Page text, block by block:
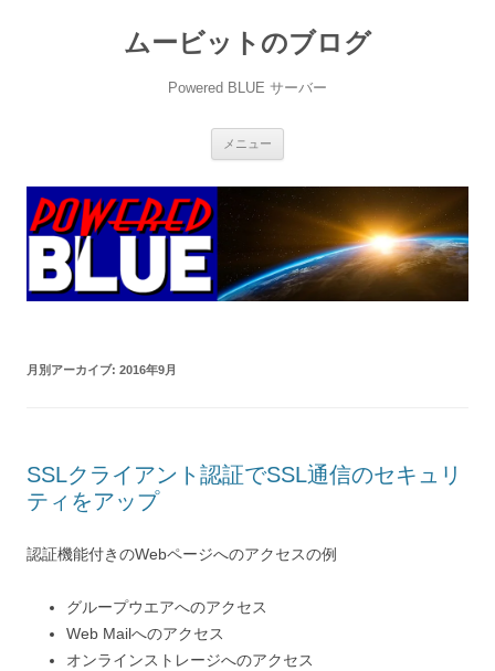
ムービットのブログ
Powered BLUE サーバー
メニュー
ツ
ッ
プ
月別アーカイブ: 2016年9月
SSLクライアント認証でSSL通信のセキュリ
ティをアップ
認証機能付きのWebページへのアクセスの例
グループウエアへのアクセス
Web Mailへのアクセス
オンラインストレージへのアクセス